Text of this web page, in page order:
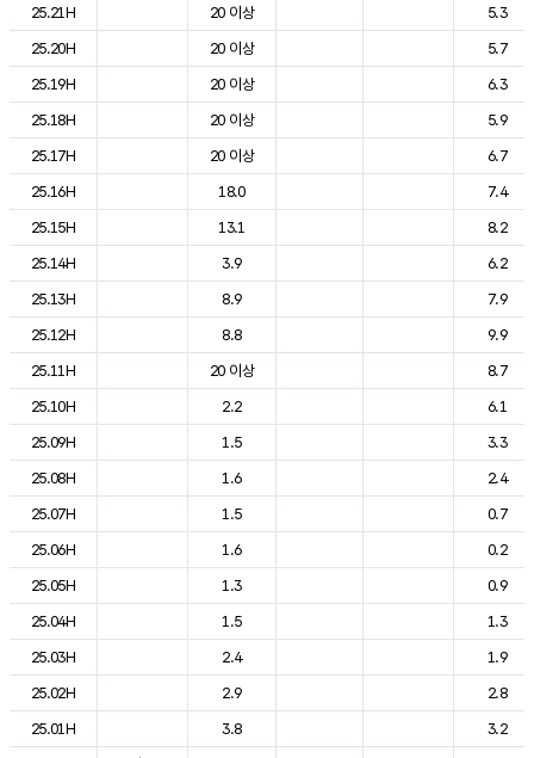
25.21H
20 이상
5.3
25.20H
20 이상
5.7
25.19H
20 이상
6.3
25.18H
20 이상
5.9
25.17H
20 이상
6.7
25.16H
18.0
7.4
25.15H
13.1
8.2
25.14H
3.9
6.2
25.13H
8.9
7.9
25.12H
8.8
9.9
25.11H
20 이상
8.7
25.10H
2.2
6.1
25.09H
1.5
3.3
25.08H
1.6
2.4
25.07H
1.5
0.7
25.06H
1.6
0.2
25.05H
1.3
0.9
25.04H
1.5
1.3
25.03H
2.4
1.9
25.02H
2.9
2.8
25.01H
3.8
3.2